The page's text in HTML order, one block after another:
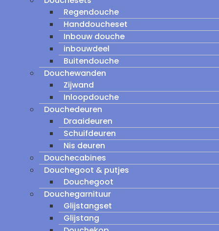
Regendouche
Handdoucheset
Inbouw douche
inbouwdeel
Buitendouche
Douchewanden
Zijwand
Inloopdouche
Douchedeuren
Draaideuren
Schuifdeuren
Nis deuren
Douchecabines
Douchegoot & putjes
Douchegoot
Douchegarnituur
Glijstangset
Glijstang